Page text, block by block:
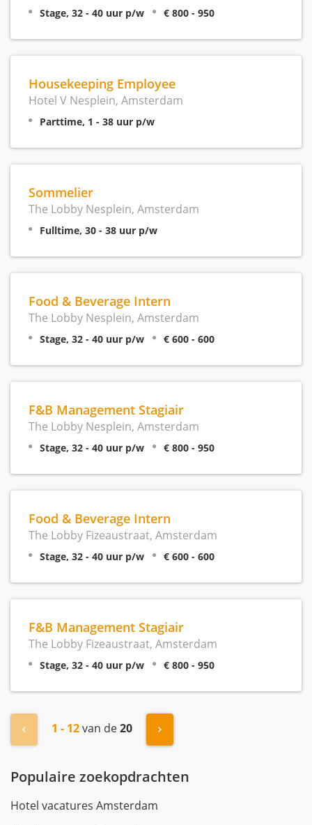
Stage, 32 - 40 uur p/w € 800 - 950
Housekeeping Employee
Hotel V Nesplein, Amsterdam
Parttime, 1 - 38 uur p/w
Sommelier
The Lobby Nesplein, Amsterdam
Fulltime, 30 - 38 uur p/w
Food & Beverage Intern
The Lobby Nesplein, Amsterdam
Stage, 32 - 40 uur p/w € 600 - 600
F&B Management Stagiair
The Lobby Nesplein, Amsterdam
Stage, 32 - 40 uur p/w € 800 - 950
Food & Beverage Intern
The Lobby Fizeaustraat, Amsterdam
Stage, 32 - 40 uur p/w € 600 - 600
F&B Management Stagiair
The Lobby Fizeaustraat, Amsterdam
Stage, 32 - 40 uur p/w € 800 - 950
« Vorige1 - 12van de20 Volgende »
Populaire zoekopdrachten
Hotel vacatures Amsterdam